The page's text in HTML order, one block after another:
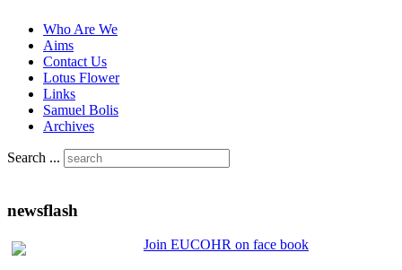
Who Are We
Aims
Contact Us
Lotus Flower
Links
Samuel Bolis
Archives
Search ...
newsflash
Join EUCOHR on face book